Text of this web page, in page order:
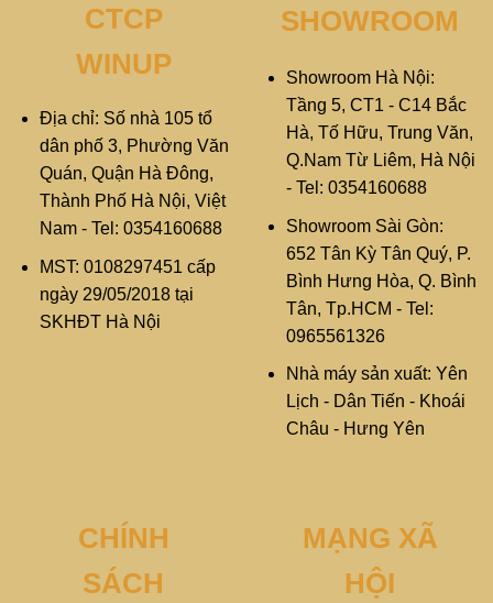
CTCP
WINUP
Địa chỉ: Số nhà 105 tổ
dân phố 3, Phường Văn
Quán, Quận Hà Đông,
Thành Phố Hà Nội, Việt
Nam - Tel: 0354160688
MST: 0108297451 cấp
ngày 29/05/2018 tại
SKHĐT Hà Nội
SHOWROOM
Showroom Hà Nội:
Tầng 5, CT1 - C14 Bắc
Hà, Tố Hữu, Trung Văn,
Q.Nam Từ Liêm, Hà Nội
- Tel: 0354160688
Showroom Sài Gòn:
652 Tân Kỳ Tân Quý, P.
Bình Hưng Hòa, Q. Bình
Tân, Tp.HCM - Tel:
0965561326
Nhà máy sản xuất: Yên
Lịch - Dân Tiến - Khoái
Châu - Hưng Yên
CHÍNH
SÁCH
MẠNG XÃ
HỘI